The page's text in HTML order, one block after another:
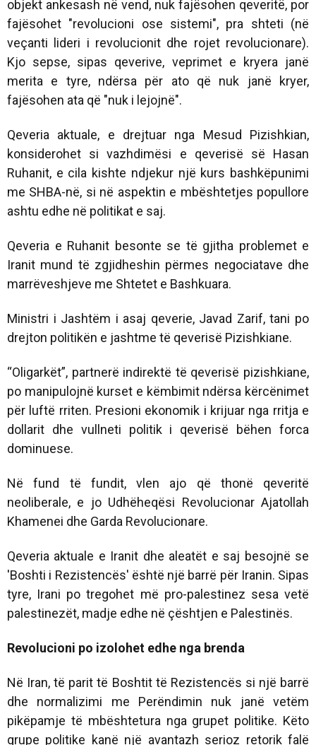
objekt ankesash në vend, nuk fajësohen qeveritë, por
fajësohet "revolucioni ose sistemi", pra shteti (në
veçanti lideri i revolucionit dhe rojet revolucionare).
Kjo sepse, sipas qeverive, veprimet e kryera janë
merita e tyre, ndërsa për ato që nuk janë kryer,
fajësohen ata që "nuk i lejojnë".
Qeveria aktuale, e drejtuar nga Mesud Pizishkian,
konsiderohet si vazhdimësi e qeverisë së Hasan
Ruhanit, e cila kishte ndjekur një kurs bashkëpunimi
me SHBA-në, si në aspektin e mbështetjes popullore
ashtu edhe në politikat e saj.
Qeveria e Ruhanit besonte se të gjitha problemet e
Iranit mund të zgjidheshin përmes negociatave dhe
marrëveshjeve me Shtetet e Bashkuara.
Ministri i Jashtëm i asaj qeverie, Javad Zarif, tani po
drejton politikën e jashtme të qeverisë Pizishkiane.
“Oligarkët”, partnerë indirektë të qeverisë pizishkiane,
po manipulojnë kurset e këmbimit ndërsa kërcënimet
për luftë rriten. Presioni ekonomik i krijuar nga rritja e
dollarit dhe vullneti politik i qeverisë bëhen forca
dominuese.
Në fund të fundit, vlen ajo që thonë qeveritë
neoliberale, e jo Udhëheqësi Revolucionar Ajatollah
Khamenei dhe Garda Revolucionare.
Qeveria aktuale e Iranit dhe aleatët e saj besojnë se
'Boshti i Rezistencës' është një barrë për Iranin. Sipas
tyre, Irani po tregohet më pro-palestinez sesa vetë
palestinezët, madje edhe në çështjen e Palestinës.
Revolucioni po izolohet edhe nga brenda
Në Iran, të parit të Boshtit të Rezistencës si një barrë
dhe normalizimi me Perëndimin nuk janë vetëm
pikëpamje të mbështetura nga grupet politike. Këto
grupe politike kanë një avantazh serioz retorik falë